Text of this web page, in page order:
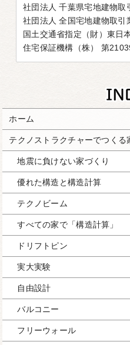
社団法人 千葉県宅地建物取
社団法人 全国宅地建物取引
国土交通省指定（財）東日
住宅保証機構（株） 第
ホーム
テクノストラクチャーでつくる
地震に負けない家づくり
優れた構造と構造計算
テクノビーム
すべての家で「構造計算」
ドリフトピン
実大実験
自由設計
バルコニー
フリーウォール